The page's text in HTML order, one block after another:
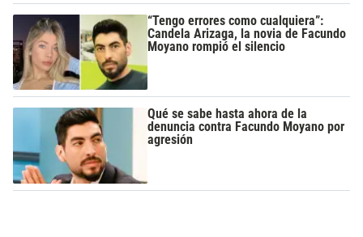
“Tengo errores como cualquiera”:
Candela Arizaga, la novia de Facundo
Moyano rompió el silencio
Qué se sabe hasta ahora de la
denuncia contra Facundo Moyano por
agresión